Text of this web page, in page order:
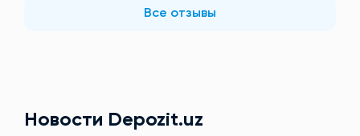
Все отзывы
Новости Depozit.uz